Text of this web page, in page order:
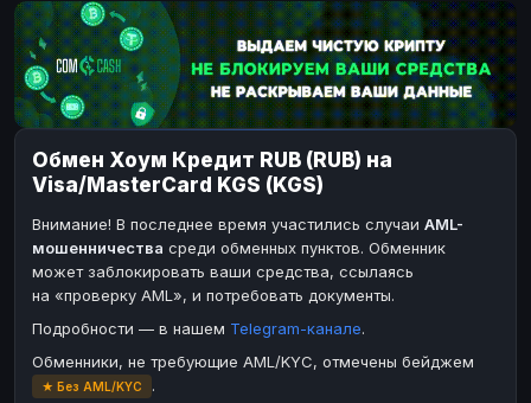
Toncoin TON
Dogecoin DOGE
TRX TRON
Bitcoin Cash BCH
BinanceCoin BEP20
Ether Classic
SOL
Ripple XRP
Toncoin TON
Dogecoin DOGE
TRX TRON
Bitcoin Cash BCH
BinanceCoin
Ether Classic
Ripple
Paxum USD
Perfect Money
Paxum
Обмен Хоум Кредит RUB (RUB) на
Visa/MasterCard KGS (KGS)
Внимание! В последнее время участились случаи AML-
мошенничества среди обменных пунктов. Обменник
может заблокировать ваши средства, ссылаясь
на «проверку AML», и потребовать документы.
Подробности — в нашем Telegram-канале.
Обменники, не требующие AML/KYC, отмечены бейджем
★ Без AML/KYC
.